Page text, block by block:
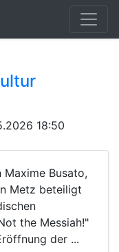
18:50
Busato,
Metz beteiligt
the Messiah!"
der ...